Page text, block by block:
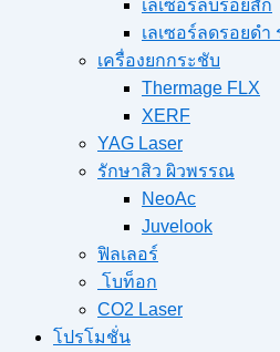
เลเซอร์ลบรอยสัก
เลเซอร์ลดรอยดำ
เครื่องยกกระชับ
Thermage FLX
XERF
YAG Laser
รักษาสิว ผิวพรรณ
NeoAc
Juvelook
ฟิลเลอร์
โบท็อก
CO2 Laser
โปรโมชั่น